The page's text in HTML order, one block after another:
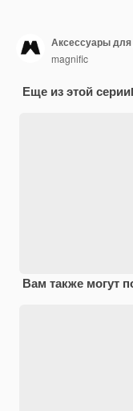
magnific
Еще из этой серии
Вам также могут